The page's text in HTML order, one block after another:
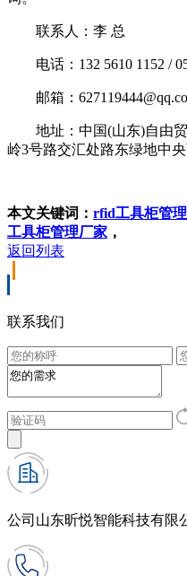
联系人：李 总
电话：132 5610 1152 /
邮箱：
地址：中国(山东)自由贸
岭3号路交汇处路东绿地中央
本文关键词： rfid工具柜管理
工具柜管理厂家 ，
返回列表
联系我们
公司 山东昕悦智能科技有限